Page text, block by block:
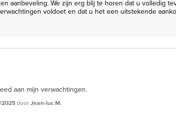
voldoet en dat u het een uitstekende
aan mijn verwachtingen.
2025doorJean-luc M.